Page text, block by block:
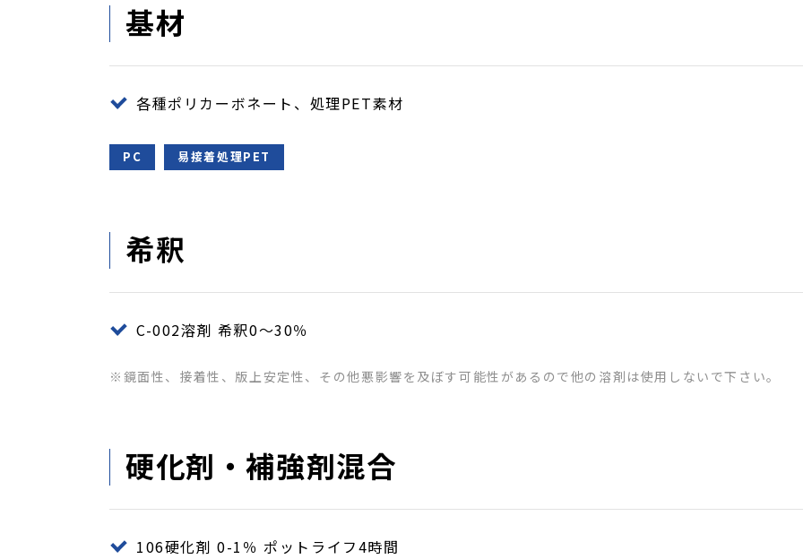
基材
各種ポリカーボネート、処理PET素材
PC 易接着処理PET
希釈
C-002溶剤 希釈0～30％
※鏡面性、接着性、版上安定性、その他悪影響を及ぼす可能性があるので他の溶剤は使用しないで下さい。
硬化剤・補強剤混合
106硬化剤 0-1％ ポットライフ4時間